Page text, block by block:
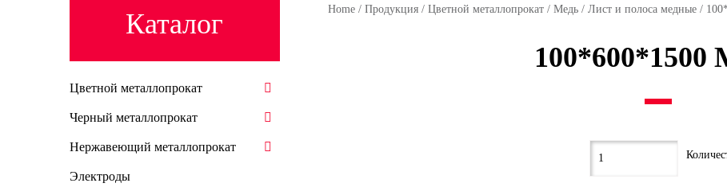
Home/ Продукция/ Цветной металлопрокат/ Медь/ Лист и полоса медные/
Каталог
Цветной металлопрокат
Черный металлопрокат
Нержавеющий металлопрокат
Электроды